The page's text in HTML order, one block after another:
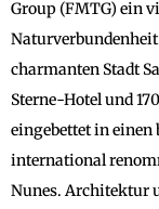
Group (FMTG) ein
charmanten Stadt
Sterne-Hotel und
eingebettet in einen
international
Nunes. Architektur